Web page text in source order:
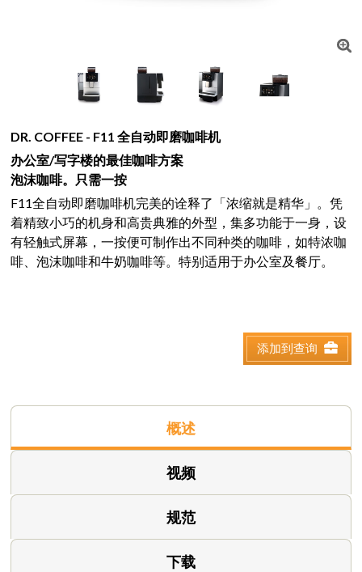
DR. COFFEE - F11 全自动即磨咖啡机
办公室/写字楼的最佳咖啡方案
泡沫咖啡。只需一按
F11全自动即磨咖啡机完美的诠释了「浓缩就是精华」。凭
着精致小巧的机身和高贵典雅的外型，集多功能于一身，设
有轻触式屏幕，一按便可制作出不同种类的咖啡，如特浓咖
啡、泡沫咖啡和牛奶咖啡等。特别适用于办公室及餐厅。
添加到查询
概述
视频
规范
下载